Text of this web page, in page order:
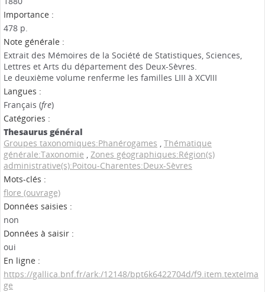
Importance :
478 p.
Note générale :
Extrait des Mémoires de la Société de Statistiques, Sciences,
Lettres et Arts du département des Deux-Sèvres.
Le deuxième volume renferme les familles LIII à XCVIII
Langues :
Français (fre)
Catégories :
Thesaurus général
Groupes taxonomiques:Phanérogames , Thématique
générale:Taxonomie , Zones géographiques:Région(s)
administrative(s):Poitou-Charentes:Deux-Sèvres
Mots-clés :
flore (ouvrage)
Données saisies :
non
Données à saisir :
oui
En ligne :
https://gallica.bnf.fr/ark:/12148/bpt6k6422704d/f9.item.texteIma
ge